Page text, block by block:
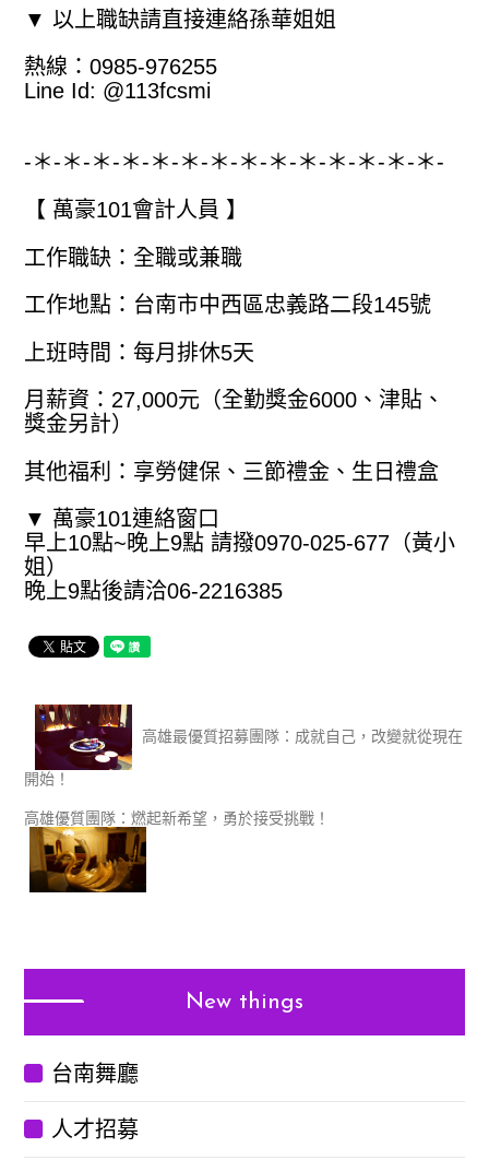
▼ 以上職缺請直接連絡孫華姐姐
熱線：0985-976255
Line Id: @113fcsmi
-＊-＊-＊-＊-＊-＊-＊-＊-＊-＊-＊-＊-＊-＊-
【 萬豪101會計人員 】
工作職缺：全職或兼職
工作地點：台南市中西區忠義路二段145號
上班時間：每月排休5天
月薪資：27,000元（全勤獎金6000、津貼、
獎金另計）
其他福利：享勞健保、三節禮金、生日禮盒
▼ 萬豪101連絡窗口
早上10點~晚上9點 請撥0970-025-677（黃小
姐）
晚上9點後請洽06-2216385
高雄最優質招募團隊：成就自己，改變就從現在
開始！
高雄優質團隊：燃起新希望，勇於接受挑戰！
New things
台南舞廳
人才招募